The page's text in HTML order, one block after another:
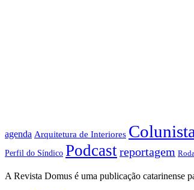
agenda Arquitetura de Interiores
Perfil do Síndico Podcastreportagem
A Revista Domus é uma publicação catarinense